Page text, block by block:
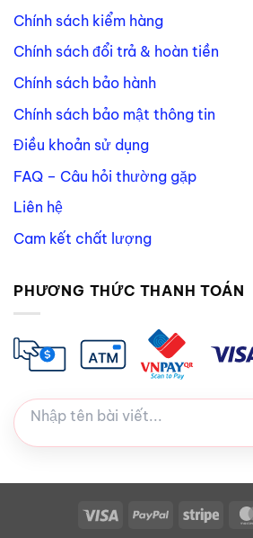
Chính sách kiểm hàng
Chính sách đổi trả & hoàn tiền
Chính sách bảo hành
Chính sách bảo mật thông tin
Điều khoản sử dụng
FAQ – Câu hỏi thường gặp
Liên hệ
Cam kết chất lượng
PHƯƠNG THỨC THANH TOÁN
Visa PayPal Stripe